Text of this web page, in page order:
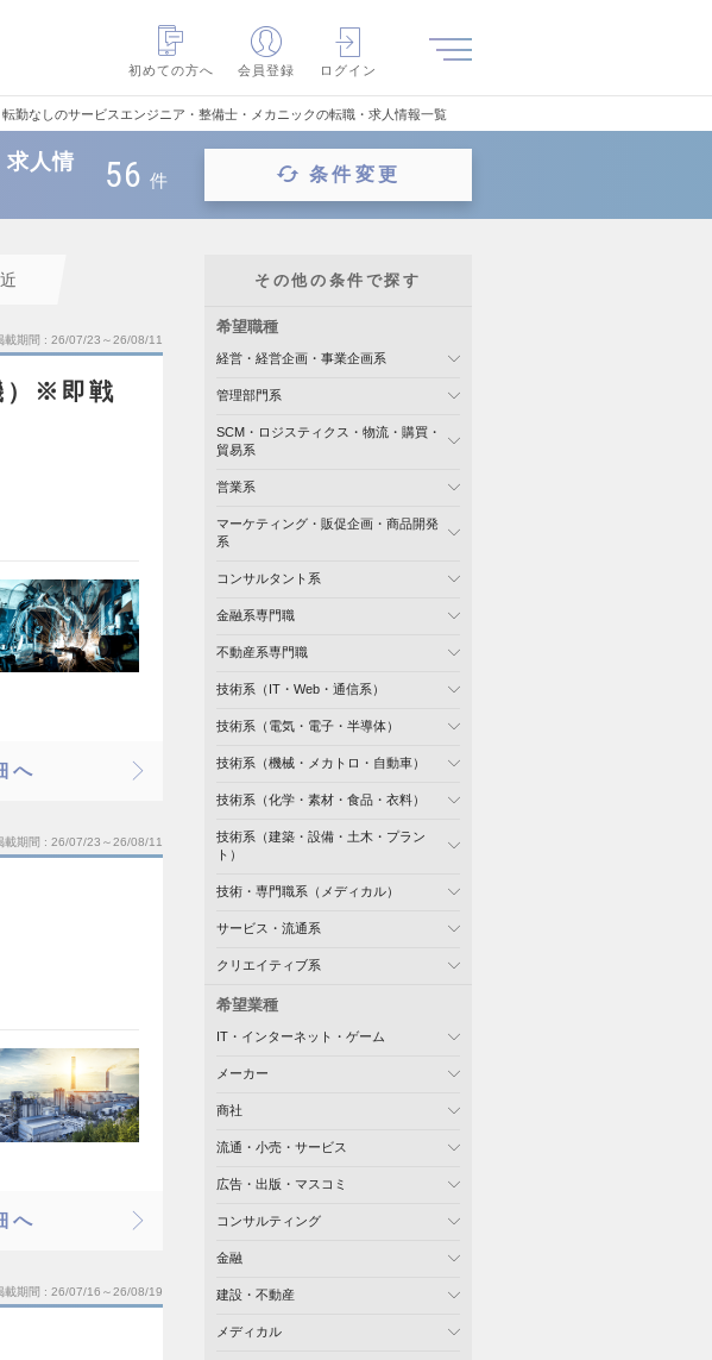
初めての方へ
会員登録 ログイン
転勤なしのサービスエンジニア・整備士・メカニックの転職・求人情報一覧
求人情
56 件 条件変更
載期間 26/07/23～26/08/11
）※即戦
へ
載期間 26/07/23～26/08/11
へ
載期間 26/07/16～26/08/19
その他の条件で探す
希望職種
経営・経営企画・事業企画系
管理部門系
SCM・ロジスティクス・物流・購買・
貿易系
営業系
マーケティング・販促企画・商品開発
系
コンサルタント系
金融系専門職
不動産系専門職
技術系（IT・Web・通信系）
技術系（電気・電子・半導体）
技術系（機械・メカトロ・自動車）
技術系（化学・素材・食品・衣料）
技術系（建築・設備・土木・プラン
ト）
技術・専門職系（メディカル）
サービス・流通系
クリエイティブ系
希望業種
IT・インターネット・ゲーム
メーカー
商社
流通・小売・サービス
広告・出版・マスコミ
コンサルティング
金融
建設・不動産
メディカル